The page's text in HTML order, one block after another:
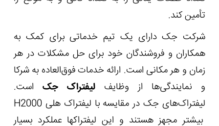
تأمین کند.
شرکت جک دارای یک تیم خدماتی برای کمک به
همکاران و فروشندگان خود برای حل مشکلات در هر
زمان و هر مکانی است. ارائه خدمات فوق‌العاده به شرکا
و نمایندگی‌ها از وظایف لیفتراک جک است.
لیفتراک‌های جک در مقایسه با لیفتراک هلی H2000
بیشتر مجهز هستند و این لیفتراک‏ها عملکرد بسیار